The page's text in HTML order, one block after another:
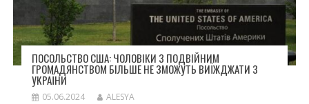
ПОСОЛЬСТВО США: ЧОЛОВІКИ З ПОДВІЙНИМ
ГРОМАДЯНСТВОМ БІЛЬШЕ НЕ ЗМОЖУТЬ ВИЇЖДЖАТИ З
УКРАЇНИ
05.06.2024 ALESYA